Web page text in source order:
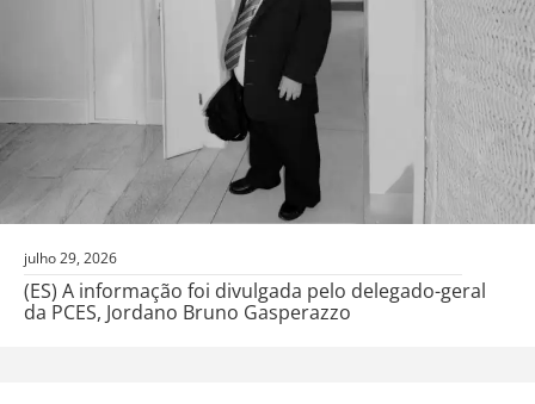
julho 29, 2026
(ES) A informação foi divulgada pelo delegado-geral
da PCES, Jordano Bruno Gasperazzo